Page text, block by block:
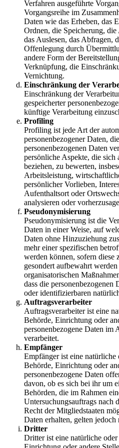
Verfahren ausgeführte
Vorgangsreihe im
Daten wie das Erheben, das
Ordnen, die Speicherung,
das Auslesen, das Abfragen,
Offenlegung durch
andere Form der
Verknüpfung, die
Vernichtung.
Einschränkung der
Einschränkung der
gespeicherter
künftige Verarbeitung
Profiling
Profiling ist jede Art der
personenbezogener Daten,
personenbezogenen Daten
persönliche Aspekte, die sich
beziehen, zu bewerten,
Arbeitsleistung,
persönlicher Vorlieben,
Aufenthaltsort oder
analysieren oder
Pseudonymisierung
Pseudonymisierung ist die
Daten in einer Weise, auf
Daten ohne Hinzuziehung
mehr einer spezifischen
werden können, sofern diese
gesondert aufbewahrt
organisatorischen
dass die
oder identifizierbaren
Auftragsverarbeiter
Auftragsverarbeiter ist eine
Behörde, Einrichtung oder
personenbezogene Daten im
verarbeitet.
Empfänger
Empfänger ist eine natürliche
Behörde, Einrichtung oder
personenbezogene Daten
davon, ob es sich bei ihr um
Behörden, die im Rahmen
Untersuchungsauftrags nach
Recht der Mitgliedstaaten
Daten erhalten, gelten jedoch
Dritter
Dritter ist eine natürliche